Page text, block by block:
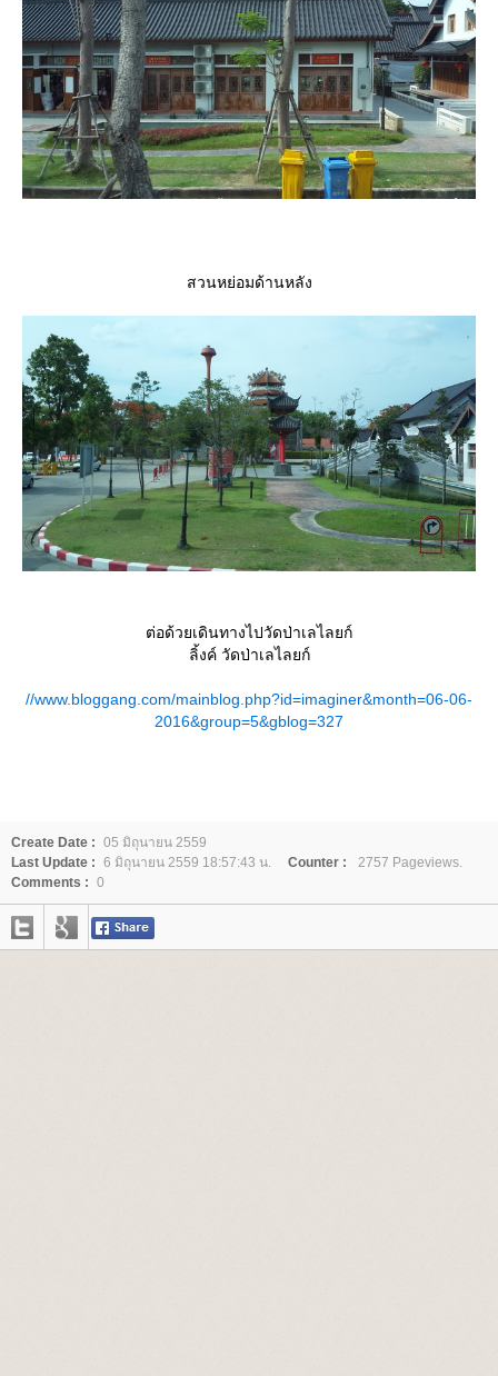
สวนหย่อมด้านหลัง
ต่อด้วยเดินทางไปวัดป่าเลไลยก์
ลิ้งค์ วัดป่าเลไลยก์
//www.bloggang.com/mainblog.php?id=imaginer&month=06-06-
2016&group=5&gblog=327
Create Date : 05 มิถุนายน 2559
Last Update : 6 มิถุนายน 2559 18:57:43 น. Counter :
2757 Pageviews.
Comments : 0